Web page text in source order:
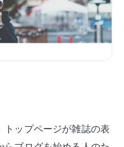
ップページが雑誌の表